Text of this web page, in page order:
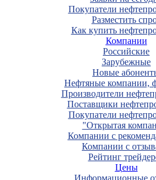
Покупатели
Разместить
Как купить
Компании
Российские
Зарубежные
Новые
Нефтяные компании,
Производители
Поставщики
Покупатели
"Открытая
Компании с
Компании с
Рейтинг
Цены
Информационные